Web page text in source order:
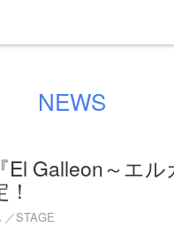
NEWS
El Galleon～エル
STAGE